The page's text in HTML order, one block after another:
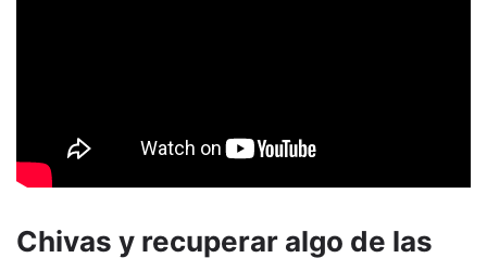
Chivas y recuperar algo de las